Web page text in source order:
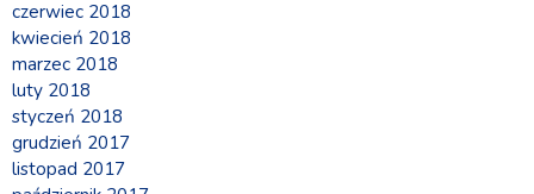
czerwiec 2018
kwiecień 2018
marzec 2018
luty 2018
styczeń 2018
grudzień 2017
listopad 2017